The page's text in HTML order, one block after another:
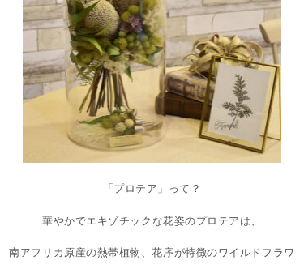
「プロテア」って？
華やかでエキゾチックな花姿のプロテアは、
南アフリカ原産の熱帯植物、花序が特徴のワイルドフラワ